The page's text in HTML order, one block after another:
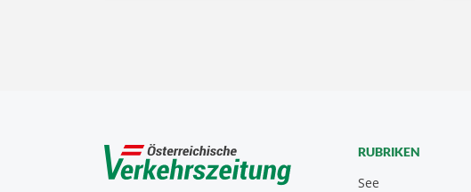
RUBRIKEN
See